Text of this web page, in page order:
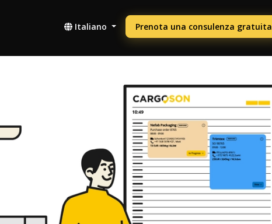
Italiano Prenota una consulenza gratuita